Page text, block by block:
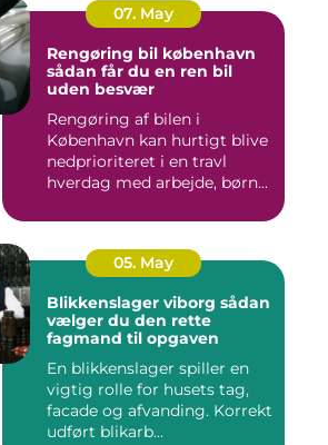
07. May
Rengøring bil københavn
sådan får du en ren bil
uden besvær
Rengøring af bilen i
København kan hurtigt blive
nedprioriteret i en travl
hverdag med arbejde, børn...
05. May
Blikkenslager viborg sådan
vælger du den rette
fagmand til opgaven
En blikkenslager spiller en
vigtig rolle for husets tag,
facade og afvanding. Korrekt
udført blikarb...